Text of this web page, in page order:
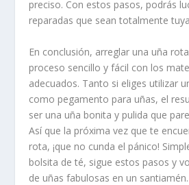
preciso. Con estos pasos, podrás
reparadas que sean totalmente
En conclusión, arreglar una uña
proceso sencillo y fácil con los
adecuados. Tanto si eliges utilizar
como pegamento para uñas, el
ser una uña bonita y pulida que
Así que la próxima vez que te
rota, ¡que no cunda el pánico!
bolsita de té, sigue estos pasos y
de uñas fabulosas en un